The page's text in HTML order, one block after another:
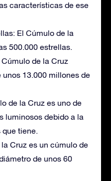
características de ese
El Cúmulo de la
500.000 estrellas.
de la Cruz
13.000 millones de
de la Cruz es uno de
luminosos debido a la
tiene.
Cruz es un cúmulo de
de unos 60